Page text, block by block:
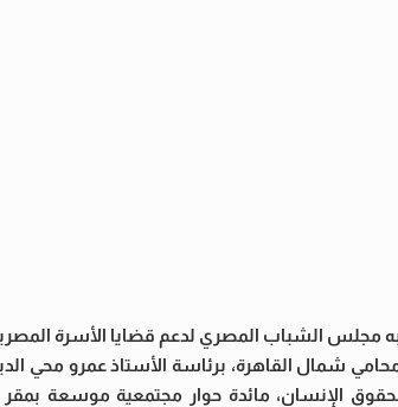
مجلس الشباب المصري لدعم قضايا الأسرة
محامي شمال القاهرة، برئاسة الأستاذ عمرو محي
الإنسان، مائدة حوار مجتمعية موسعة